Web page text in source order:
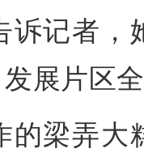
诉记者
展片区
的梁弄大